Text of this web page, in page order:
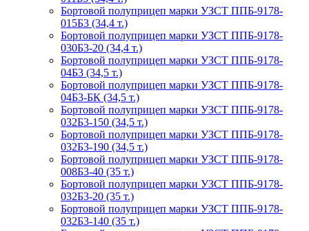
Бортовой полуприцеп марки УЗСТ ППБ-9178-
015Б3 (34,4 т.)
Бортовой полуприцеп марки УЗСТ ППБ-9178-
030Б3-20 (34,4 т.)
Бортовой полуприцеп марки УЗСТ ППБ-9178-
04Б3 (34,5 т.)
Бортовой полуприцеп марки УЗСТ ППБ-9178-
04Б3-БК (34,5 т.)
Бортовой полуприцеп марки УЗСТ ППБ-9178-
032Б3-150 (34,5 т.)
Бортовой полуприцеп марки УЗСТ ППБ-9178-
032Б3-190 (34,5 т.)
Бортовой полуприцеп марки УЗСТ ППБ-9178-
008Б3-40 (35 т.)
Бортовой полуприцеп марки УЗСТ ППБ-9178-
032Б3-20 (35 т.)
Бортовой полуприцеп марки УЗСТ ППБ-9178-
032Б3-140 (35 т.)